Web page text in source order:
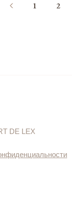
1 2
DE LEX